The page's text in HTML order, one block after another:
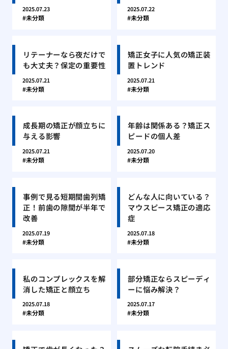
2025.07.23
未分類
2025.07.22
未分類
リテーナーなら夜だけで
も大丈夫？保定の重要性
2025.07.21
未分類
矯正女子に人気の矯正装
置トレンド
2025.07.21
未分類
成長期の矯正が顔立ちに
与える影響
2025.07.21
未分類
年齢は関係ある？矯正ス
ピードの個人差
2025.07.20
未分類
事例で見る短期間歯列矯
正！前歯の隙間が半年で
改善
2025.07.19
未分類
どんな人に向いている？
マウスピース矯正の適応
症
2025.07.18
未分類
私のコンプレックスを解
消した矯正と顔立ち
2025.07.18
未分類
部分矯正ならスピーディ
ーに悩み解決？
2025.07.17
未分類